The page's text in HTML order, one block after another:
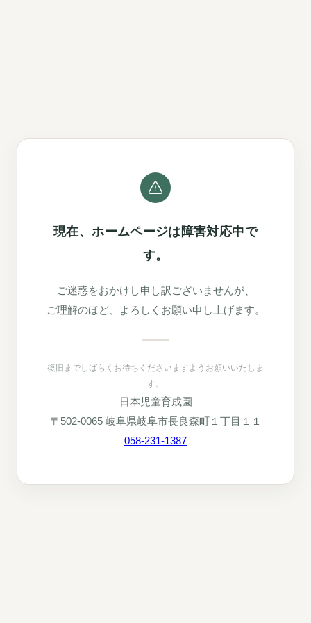
現在、ホームページは障害対応中で
す。
ご迷惑をおかけし申し訳ございませんが、
ご理解のほど、よろしくお願い申し上げます。
復旧までしばらくお待ちくださいますようお願いいたしま
す。
日本児童育成園
〒502-0065 岐阜県岐阜市長良森町１丁目１１
058-231-1387